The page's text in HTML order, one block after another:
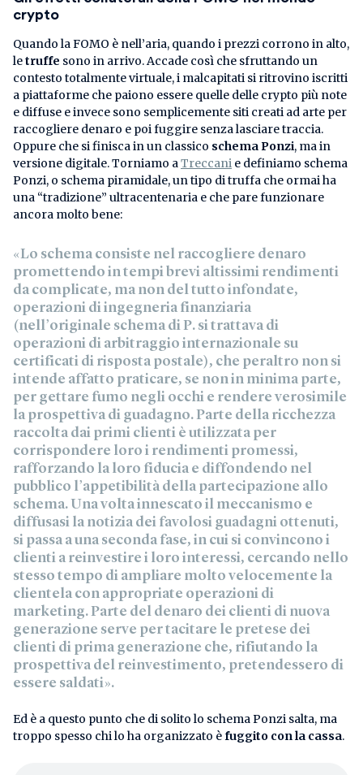
crypto
Quando la FOMO è nell’aria, quando i prezzi corrono in alto,
letruffe sono in arrivo. Accade così che sfruttando un
contesto totalmente virtuale, i malcapitati si ritrovino iscritti
a piattaforme che paiono essere quelle delle crypto più note
e diffuse e invece sono semplicemente siti creati ad arte per
raccogliere denaro e poi fuggire senza lasciare traccia.
Oppure che si finisca in un classico schema Ponzi, ma in
versione digitale. Torniamo aTreccani e definiamo schema
Ponzi, o schema piramidale, un tipo di truffa che ormai ha
una “tradizione” ultracentenaria e che pare funzionare
ancora molto bene:
«Lo schema consiste nel raccogliere denaro
promettendo in tempi brevi altissimi rendimenti
da complicate, ma non del tutto infondate,
operazioni di ingegneria finanziaria
(nell’originale schema di P. si trattava di
operazioni di arbitraggio internazionale su
certificati di risposta postale), che peraltro non si
intende affatto praticare, se non in minima parte,
per gettare fumo negli occhi e rendere verosimile
la prospettiva di guadagno. Parte della ricchezza
raccolta dai primi clienti è utilizzata per
corrispondere loro i rendimenti promessi,
rafforzando la loro fiducia e diffondendo nel
pubblico l’appetibilità della partecipazione allo
schema. Una volta innescato il meccanismo e
diffusasi la notizia dei favolosi guadagni ottenuti,
si passa a una seconda fase, in cui si convincono i
clienti a reinvestire i loro interessi, cercando nello
stesso tempo di ampliare molto velocemente la
clientela con appropriate operazioni di
marketing. Parte del denaro dei clienti di nuova
generazione serve per tacitare le pretese dei
clienti di prima generazione che, rifiutando la
prospettiva del reinvestimento, pretendessero di
essere saldati».
Ed è a questo punto che di solito lo schema Ponzi salta, ma
troppo spesso chi lo ha organizzato èfuggito con la cassa.